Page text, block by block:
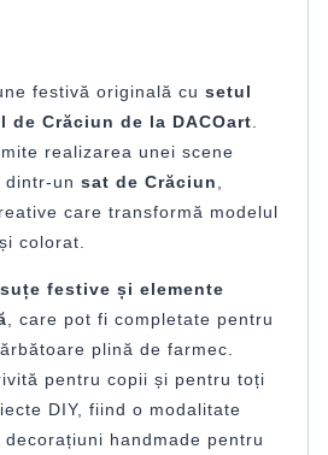
festivă originală cu setul
de Crăciun de la DACOart
realizarea unei scene
dintr-un sat de Crăciun
care transformă modelul
colorat.
festive și elemente
, care pot fi completate pentru
plină de farmec.
pentru copii și pentru toți
DIY, fiind o modalitate
handmade pentru